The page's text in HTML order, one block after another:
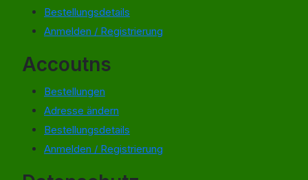
Bestellungsdetails
Anmelden / Registrierung
Accoutns
Bestellungen
Adresse ändern
Bestellungsdetails
Anmelden / Registrierung